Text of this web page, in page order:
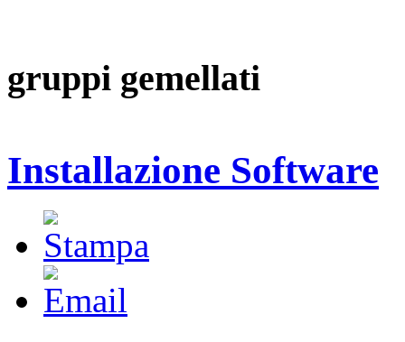
gruppi gemellati
Installazione Software